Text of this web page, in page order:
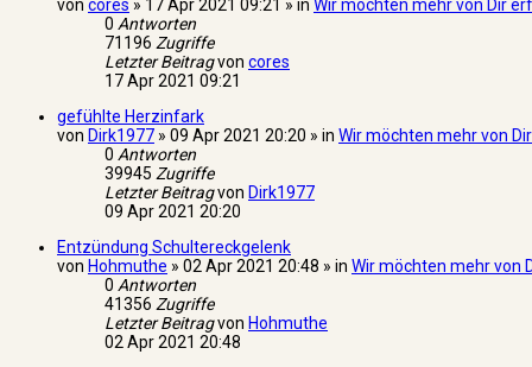
von cores » 17 Apr 2021 09:21 » in Wir möchten mehr von Dir
0 Antworten
71196 Zugriffe
Letzter Beitragvon cores
17 Apr 2021 09:21
gefühlte Herzinfark
von Dirk1977 » 09 Apr 2021 20:20 » in Wir möchten mehr von
0 Antworten
39945 Zugriffe
Letzter Beitragvon Dirk1977
09 Apr 2021 20:20
Entzündung Schultereckgelenk
von Hohmuthe » 02 Apr 2021 20:48 » in Wir möchten mehr von
0 Antworten
41356 Zugriffe
Letzter Beitragvon Hohmuthe
02 Apr 2021 20:48